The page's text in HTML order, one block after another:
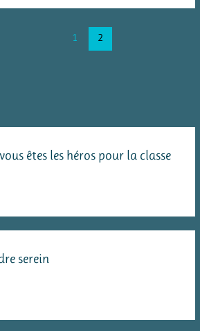
1 2
êtes les héros pour la classe
serein